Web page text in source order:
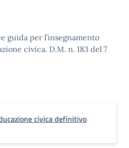
guida per l’insegnamento
civica. D.M. n. 183 del 7
civica definitivo